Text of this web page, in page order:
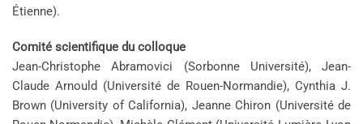
Étienne).
Comité scientifique du colloque
Jean-Christophe Abramovici (Sorbonne Université), Jean-
Claude Arnould (Université de Rouen-Normandie), Cynthia J.
Brown (University of California), Jeanne Chiron (Université de